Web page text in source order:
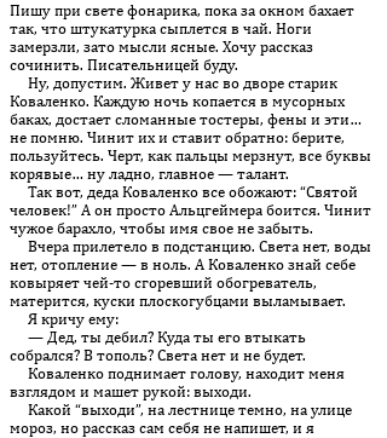
Пишу при свете фонарика, пока за окном бахает
так, что штукатурка сыплется в чай. Ноги
замерзли, зато мысли ясные. Хочу рассказ
сочинить. Писательницей буду.
Ну, допустим. Живет у нас во дворе старик
Коваленко. Каждую ночь копается в мусорных
баках, достает сломанные тостеры, фены и эти…
не помню. Чинит их и ставит обратно: берите,
пользуйтесь. Черт, как пальцы мерзнут, все буквы
корявые… ну ладно, главное — талант.
Так вот, деда Коваленко все обожают: “Святой
человек!” А он просто Альцгеймера боится. Чинит
чужое барахло, чтобы имя свое не забыть.
Вчера прилетело в подстанцию. Света нет, воды
нет, отопление — в ноль. А Коваленко знай себе
ковыряет чей-то сгоревший обогреватель,
матерится, куски плоскогубцами выламывает.
Я кричу ему:
— Дед, ты дебил? Куда ты его втыкать
собрался? В тополь? Света нет и не будет.
Коваленко поднимает голову, находит меня
взглядом и машет рукой: выходи.
Какой “выходи”, на лестнице темно, на улице
мороз, но рассказ сам себя не напишет, и я